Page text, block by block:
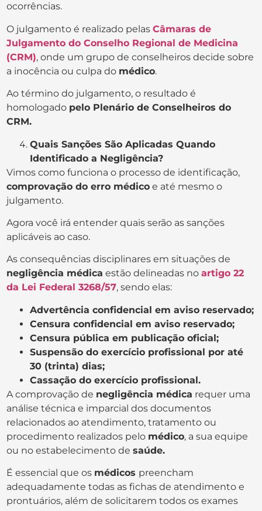
ocorrências.
O julgamento é realizado pelasCâmaras de
Julgamento do Conselho Regional de Medicina
(CRM), onde um grupo de conselheiros decide sobre
a inocência ou culpa do médico.
Ao término do julgamento, o resultado é
homologado pelo Plenário de Conselheiros do
CRM.
Quais Sanções São Aplicadas Quando
Identificado a Negligência?
Vimos como funciona o processo de identificação,
comprovação do erro médico e até mesmo o
julgamento.
Agora você irá entender quais serão as sanções
aplicáveis ao caso.
As consequências disciplinares em situações de
negligência médica estão delineadas noartigo 22
da Lei Federal 3268/57, sendo elas:
Advertência confidencial em aviso reservado;
Censura confidencial em aviso reservado;
Censura pública em publicação oficial;
Suspensão do exercício profissional por até
30 (trinta) dias;
Cassação do exercício profissional.
A comprovação de negligência médica requer uma
análise técnica e imparcial dos documentos
relacionados ao atendimento, tratamento ou
procedimento realizados pelo médico, a sua equipe
ou no estabelecimento desaúde.
É essencial que os médicos preencham
adequadamente todas as fichas de atendimento e
prontuários, além de solicitarem todos os exames